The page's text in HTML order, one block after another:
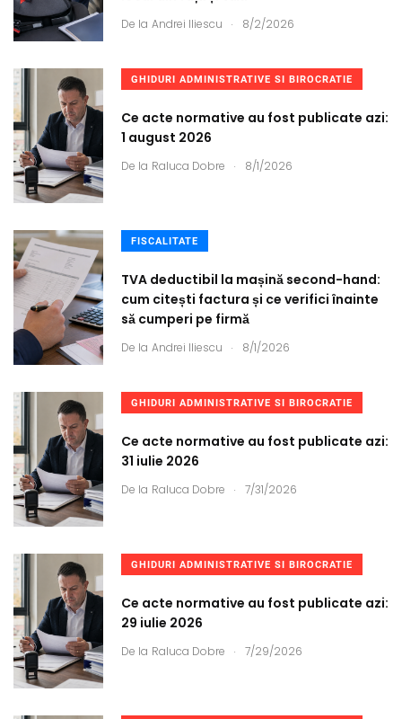
De la Andrei Iliescu . 8/2/2026
GHIDURI ADMINISTRATIVE SI BIROCRATIE
Ce acte normative au fost publicate azi:
1 august 2026
De la Raluca Dobre . 8/1/2026
FISCALITATE
TVA deductibil la mașină second-hand:
cum citești factura și ce verifici înainte
să cumperi pe firmă
De la Andrei Iliescu . 8/1/2026
GHIDURI ADMINISTRATIVE SI BIROCRATIE
Ce acte normative au fost publicate azi:
31 iulie 2026
De la Raluca Dobre . 7/31/2026
GHIDURI ADMINISTRATIVE SI BIROCRATIE
Ce acte normative au fost publicate azi:
29 iulie 2026
De la Raluca Dobre . 7/29/2026